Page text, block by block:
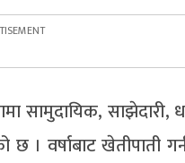
सामुदायिक, साझेदारी,
। वर्षाबाट खेतीपाती